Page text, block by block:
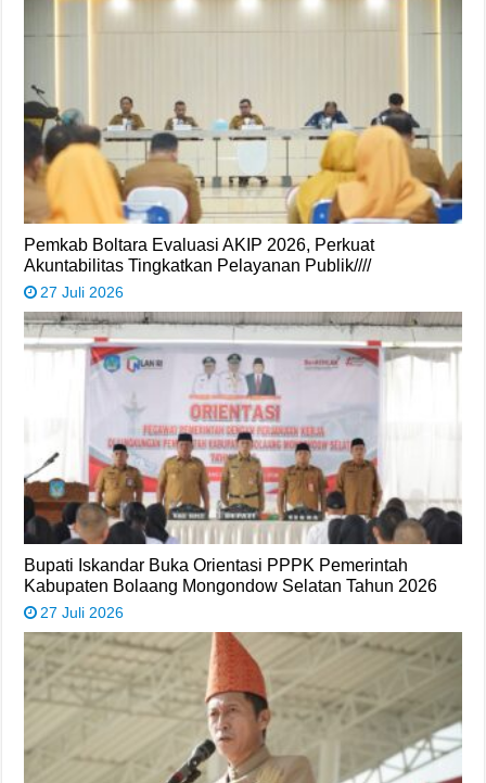
Pemkab Boltara Evaluasi AKIP 2026, Perkuat
Akuntabilitas Tingkatkan Pelayanan Publik////
27 Juli 2026
Bupati Iskandar Buka Orientasi PPPK Pemerintah
Kabupaten Bolaang Mongondow Selatan Tahun 2026
27 Juli 2026